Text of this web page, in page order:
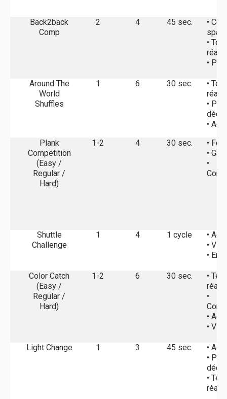
Back2back
Comp
2 4 45 sec.
•
•
•
Around The
World
Shuffles
1 6 30 sec.
•
•
•
Plank
Competition
(Easy /
Regular /
Hard)
1-2 4 30 sec.
•
•
•
Shuttle
Challenge
1 4 1 cycle
•
•
•
Color Catch
(Easy /
Regular /
Hard)
1-2 6 30 sec.
•
•
•
•
Light Change 1 3 45 sec.
•
•
•